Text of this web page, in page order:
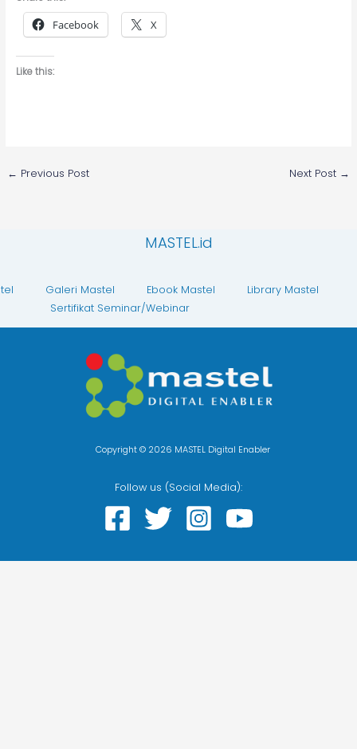
Facebook X
Like this:
← Previous Post Next Post →
MASTEL.id
Galeri Mastel Ebook Mastel
Library Mastel
Sertifikat Seminar/Webinar
Copyright © 2026 MASTEL Digital Enabler
Follow us (Social Media):